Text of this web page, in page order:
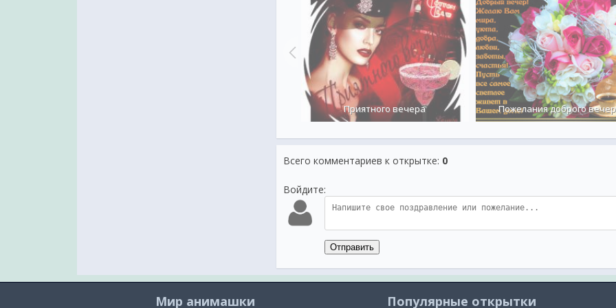
Приятного вечера Пожелания доброго
Всего комментариев к открытке: 0
Войдите:
Отправить
Мир анимашки Популярные открытки